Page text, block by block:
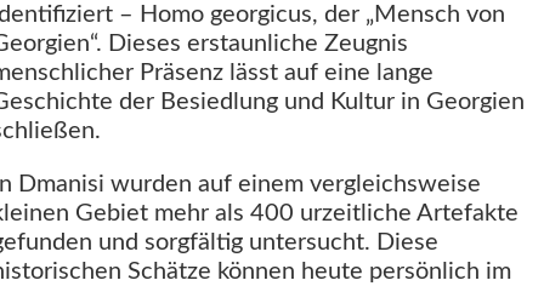
– Homo georgicus, der „Mensch von
Dieses erstaunliche Zeugnis
Präsenz lässt auf eine lange
der Besiedlung und Kultur in Georgien
Dmanisi wurden auf einem vergleichsweise
Gebiet mehr als 400 urzeitliche Artefakte
und sorgfältig untersucht. Diese
Schätze können heute persönlich im